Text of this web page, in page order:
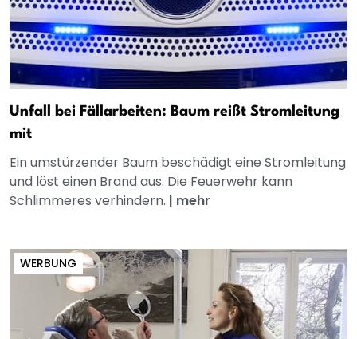
Unfall bei Fällarbeiten: Baum reißt Stromleitung
mit
Ein umstürzender Baum beschädigt eine Stromleitung
und löst einen Brand aus. Die Feuerwehr kann
Schlimmeres verhindern. | mehr
WERBUNG